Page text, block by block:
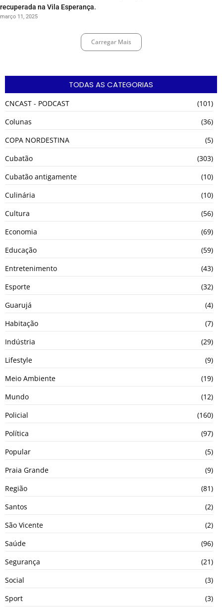
recuperada na Vila Esperança.
março 11, 2025
Carregar Mais
TODAS AS CATEGORIAS
CNCAST - PODCAST
(101)
Colunas
(36)
COPA NORDESTINA
(5)
Cubatão
(303)
Cubatão antigamente
(10)
Culinária
(10)
Cultura
(56)
Economia
(69)
Educação
(59)
Entretenimento
(43)
Esporte
(32)
Guarujá
(4)
Habitação
(7)
Indústria
(29)
Lifestyle
(9)
Meio Ambiente
(19)
Mundo
(12)
Policial
(160)
Política
(97)
Popular
(5)
Praia Grande
(9)
Região
(81)
Santos
(2)
São Vicente
(2)
Saúde
(96)
Segurança
(21)
Social
(3)
Sport
(3)